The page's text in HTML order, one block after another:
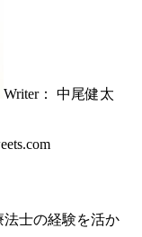
Writer： 中尾健太
法士の経験を活か